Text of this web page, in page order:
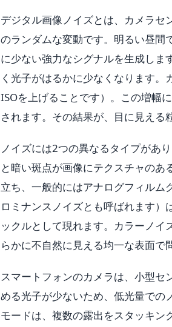
デジタル画像ノイズとは、カメラ
のランダムな変動です。明るい昼間
に少ない強力なシグナルを生成しま
く光子がはるかに少なくなります
ISOを上げることです）。この増幅
されます。その結果が、目に見える
ノイズには2つの異なるタイプがあ
と暗い斑点が画像にテクスチャの
立ち、一般的にはアナログフィルム
ロミナンスノイズとも呼ばれます
ックルとして現れます。カラーノ
らかに不自然に見える均一な表面で
スマートフォンのカメラは、小型
める光子が少ないため、低光量での
モードは、複数の露出をスタッキン